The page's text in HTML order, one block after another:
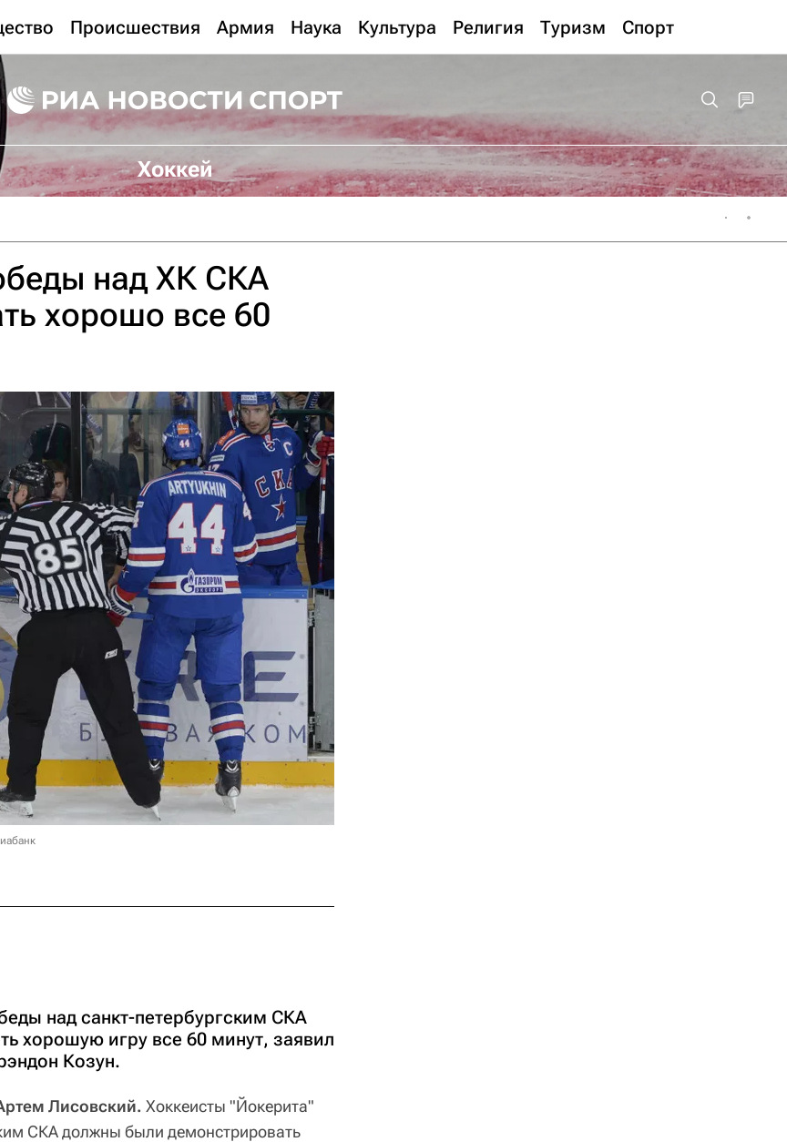
Происшествия Армия Наука Культура Религия Туризм Спорт
Хоккей
над ХК СКА
хорошо все 60
над санкт-петербургским СКА
хорошую игру все 60 минут, заявил
Козун.
Лисовский. Хоккеисты "Йокерита"
СКА должны были демонстрировать